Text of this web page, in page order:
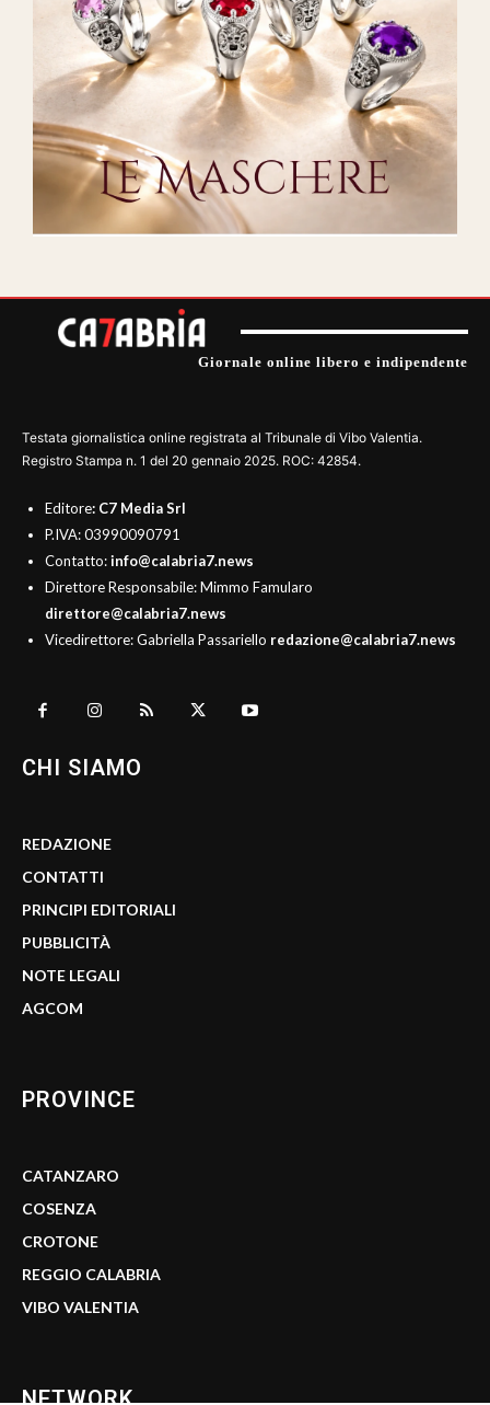
Giornale online libero e indipendente
Testata giornalistica online registrata al Tribunale di Vibo Valentia.
Registro Stampa n. 1 del 20 gennaio 2025. ROC: 42854.
Editore: C7 Media Srl
P.IVA: 03990090791
Contatto:info@calabria7.news
Direttore Responsabile: Mimmo Famularo
direttore@calabria7.news
Vicedirettore: Gabriella Passariello redazione@calabria7.news
CHI SIAMO
REDAZIONE
CONTATTI
PRINCIPI EDITORIALI
PUBBLICITÀ
NOTE LEGALI
AGCOM
PROVINCE
CATANZARO
COSENZA
CROTONE
REGGIO CALABRIA
VIBO VALENTIA
NETWORK